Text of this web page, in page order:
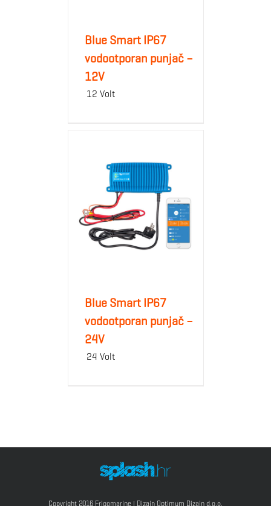
Blue Smart IP67
vodootporan punjač –
12V
12 Volt
Blue Smart IP67
vodootporan punjač –
24V
24 Volt
Copyright 2016 Frigomarine | Dizajn Optimum Dizajn d.o.o.